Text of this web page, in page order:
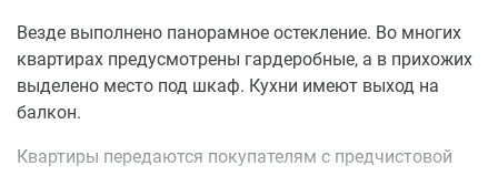
Везде выполнено панорамное остекление. Во многих
квартирах предусмотрены гардеробные, а в прихожих
выделено место под шкаф. Кухни имеют выход на
балкон.
Квартиры передаются покупателям с предчистовой